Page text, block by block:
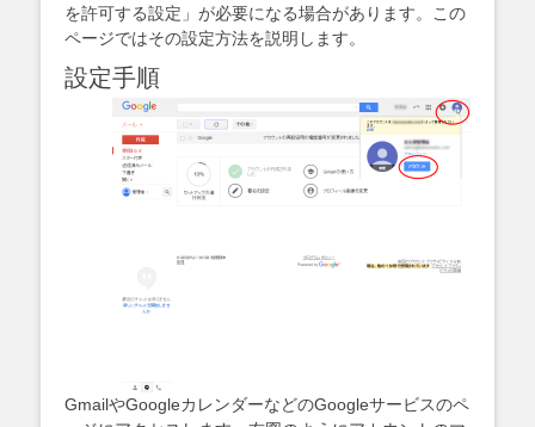
を許可する設定」が必要になる場合があります。この
ページではその設定方法を説明します。
設定手順
GmailやGoogleカレンダーなどのGoogleサービスのペ